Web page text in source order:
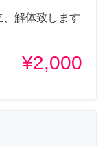
、解体致します
¥2,000